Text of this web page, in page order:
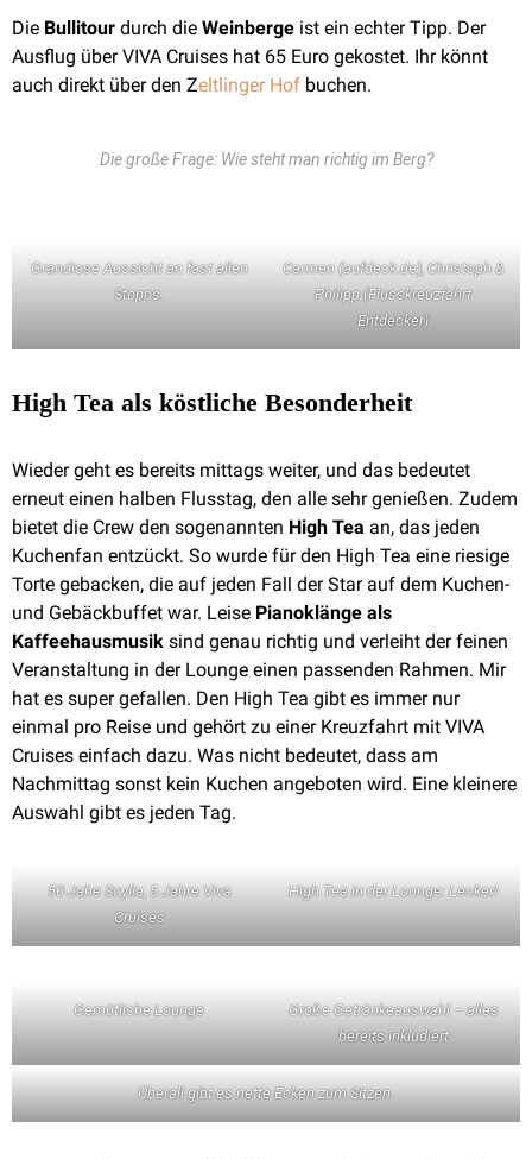
Die Bullitour durch die Weinberge ist ein echter Tipp. Der
Ausflug über VIVA Cruises hat 65 Euro gekostet. Ihr könnt
auch direkt über den Zeltlinger Hof buchen.
Die große Frage: Wie steht man richtig im Berg?
Grandiose Aussicht an fast allen
Stopps.
Carmen (aufdeck.de), Christoph &
Philipp (Flusskreuzfahrt
Entdecker)
High Tea als köstliche Besonderheit
Wieder geht es bereits mittags weiter, und das bedeutet
erneut einen halben Flusstag, den alle sehr genießen. Zudem
bietet die Crew den sogenannten High Tea an, das jeden
Kuchenfan entzückt. So wurde für den High Tea eine riesige
Torte gebacken, die auf jeden Fall der Star auf dem Kuchen-
und Gebäckbuffet war. Leise Pianoklänge als
Kaffeehausmusik sind genau richtig und verleiht der feinen
Veranstaltung in der Lounge einen passenden Rahmen. Mir
hat es super gefallen. Den High Tea gibt es immer nur
einmal pro Reise und gehört zu einer Kreuzfahrt mit VIVA
Cruises einfach dazu. Was nicht bedeutet, dass am
Nachmittag sonst kein Kuchen angeboten wird. Eine kleinere
Auswahl gibt es jeden Tag.
50 Jahe Scylla, 5 Jahre Viva
Cruises
High Tea in der Lounge: Lecker!
Gemütliche Lounge
Große Getränkeauswahl – alles
bereits inkludiert
Überall gibt es nette Ecken zum Sitzen.